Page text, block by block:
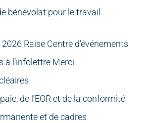
bénévolat pour le travail
Raise Centre d’événements
à l’infolettre Merci
de l’EOR et de la conformité
et de cadres